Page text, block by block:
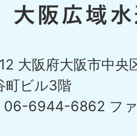
大阪府大阪市中央
町ビル3階
06-6944-6862 フ